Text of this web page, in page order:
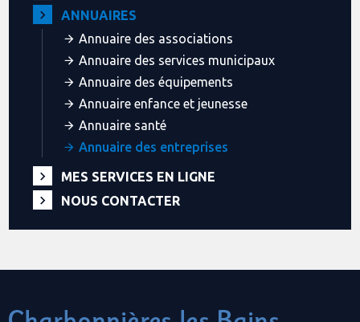
ANNUAIRES
Annuaire des associations
Annuaire des services municipaux
Annuaire des équipements
Annuaire enfance et jeunesse
Annuaire santé
Annuaire des entreprises
MES SERVICES EN LIGNE
NOUS CONTACTER